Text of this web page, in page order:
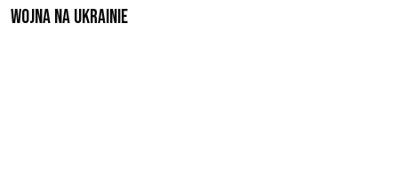
Wojna na Ukrainie